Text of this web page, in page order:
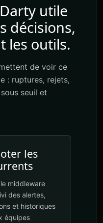
utile
décisions,
les outils.
de voir ce
: ruptures, rejets,
seuil et
les
middleware
des alertes,
et historiques
équipes